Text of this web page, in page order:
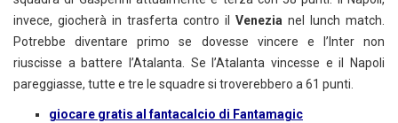
invece, giocherà in trasferta contro il Venezia nel lunch match.
Potrebbe diventare primo se dovesse vincere e l’Inter non
riuscisse a battere l’Atalanta. Se l’Atalanta vincesse e il Napoli
pareggiasse, tutte e tre le squadre si troverebbero a 61 punti.
giocare gratis al fantacalcio di Fantamagic